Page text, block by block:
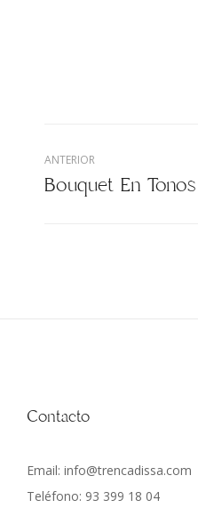
ANTERIOR
Contacto
Email: info@trencadissa.com
Teléfono: 93 399 18 04